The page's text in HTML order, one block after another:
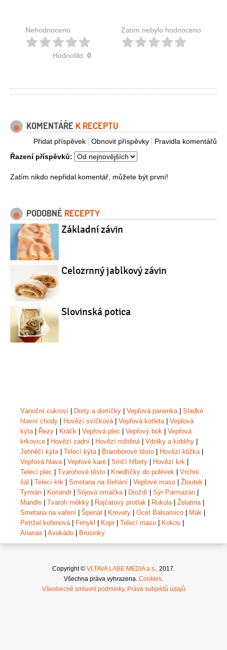
Nehodnoceno
Hodnotilo: 0
Zatím nebylo hodnoceno
KOMENTÁŘE K RECEPTU
Pravidla komentářů
Obnovit příspěvky
Přidat příspěvek
Řazení příspěvků:
Zatím nikdo nepřidal komentář, můžete být první!
PODOBNÉ RECEPTY
Základní závin
Celozrnný jablkový závin
Slovinská potica
Vánoční cukroví Dorty a dortíčky Vepřová panenka| Sladké
hlavní chody
Hovězí svíčková| Vepřová kotleta| Vepřová
kýta| Řezy Králík Vepřová plec Vepřový bok
Vepřová
krkovice
Hovězí zadní Hovězí roštěná| Vdolky a koblihy
Jehněčí kýta| Telecí kýta| Bramborové těsto Hovězí kližka|
Vepřová hlava| Vepřové karé Srnčí hřbety Hovězí krk
Telecí plec
Tvarohové těsto Knedlíčky do polévek
Vrchní
šál
Telecí krk Smetana na šlehání Vepřové maso Žloutek
Tymián
Koriandr| Sójová omáčka| Droždí Sýr Parmazán
Mandle
Tvaroh měkký Rajčatový protlak Rukola| Želatina|
Smetana na vaření
Špenát Krevety Ocet Balsamico Mák
Petržel kořenová| Fenykl Kopr| Telecí maso Kokos
Ananas
Avokádo Brusinky
Copyright © VLTAVA LABE MEDIA a.s., 2017.
Všechna práva vyhrazena. Cookies.
Všeobecné smluvní podmínky. Práva subjektů údajů